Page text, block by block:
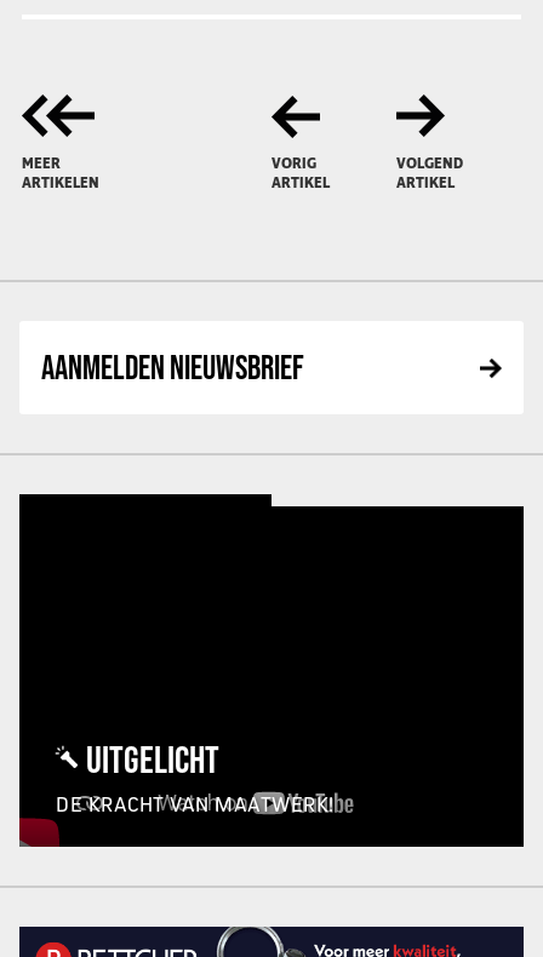
MEER
ARTIKELEN
VORIG
ARTIKEL
VOLGEND
ARTIKEL
AANMELDEN NIEUWSBRIEF
UITGELICHT
DE KRACHT VAN MAATWERK!